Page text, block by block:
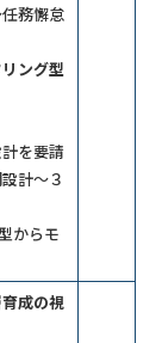
務懈怠
ング型
を要請
計〜３
からモ
成の視